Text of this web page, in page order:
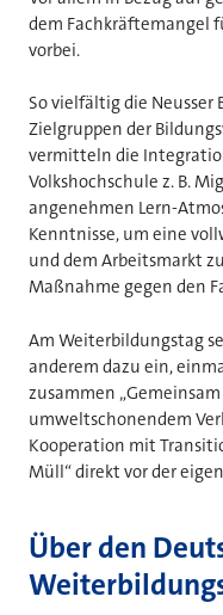
dem Fachkräftemangel
vorbei.
So vielfältig die Neusser
Zielgruppen der
vermitteln die
Volkshochschule z. B.
angenehmen Lern-
Kenntnisse, um eine
und dem Arbeitsmarkt
Maßnahme gegen den
Am Weiterbildungstag
anderem dazu ein,
zusammen
umweltschonendem
Kooperation mit
Müll“ direkt vor der
Über den